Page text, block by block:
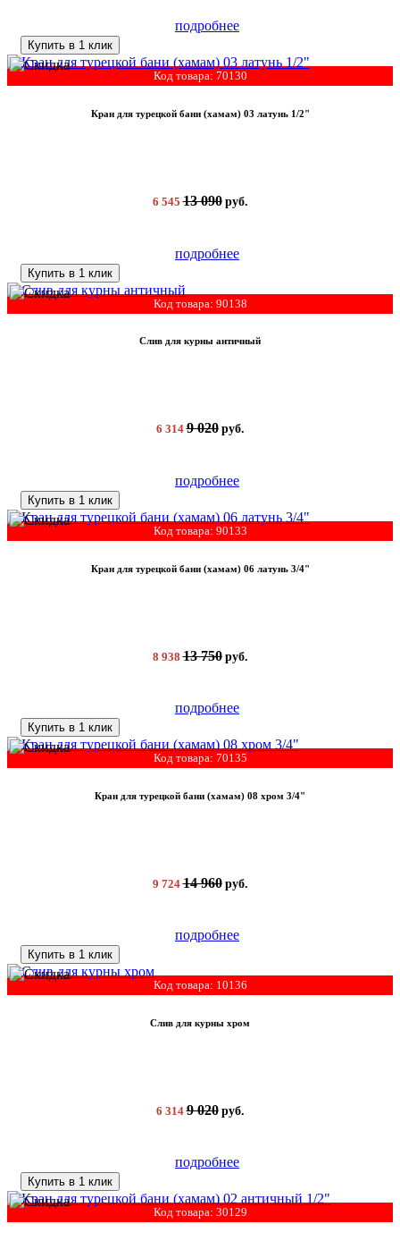
подробнее
Купить в 1 клик
Код товара: 70130
Кран для турецкой бани (хамам) 03 латунь 1/2"
6 545 13 090 руб.
подробнее
Купить в 1 клик
Код товара: 90138
Слив для курны античный
6 314 9 020 руб.
подробнее
Купить в 1 клик
Код товара: 90133
Кран для турецкой бани (хамам) 06 латунь 3/4"
8 938 13 750 руб.
подробнее
Купить в 1 клик
Код товара: 70135
Кран для турецкой бани (хамам) 08 хром 3/4"
9 724 14 960 руб.
подробнее
Купить в 1 клик
Код товара: 10136
Слив для курны хром
6 314 9 020 руб.
подробнее
Купить в 1 клик
Код товара: 30129